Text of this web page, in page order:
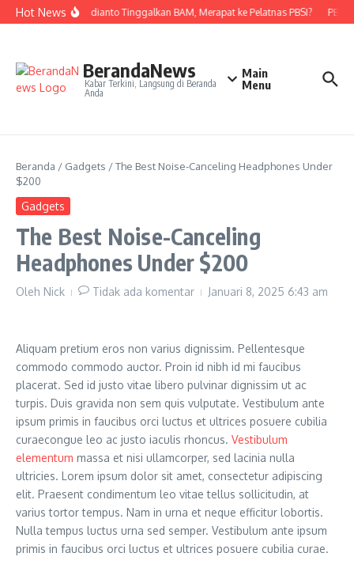
Lewati ke konten
Hot NewsNova Widianto Tinggalkan BAM, Merapat ke Pelatnas PBSI? PBSI
BerandaNews
Kabar Terkini, Langsung di Beranda
Anda
Main
Menu
Beranda / Gadgets /The Best Noise-Canceling Headphones Under
$200
Gadgets
The Best Noise-Canceling
Headphones Under $200
Oleh Nick Tidak ada komentar Januari 8, 2025 6:43 am
Aliquam pretium eros non varius dignissim. Pellentesque
commodo commodo auctor. Proin id nibh id mi faucibus
placerat. Sed id justo vitae libero pulvinar dignissim ut ac
turpis. Duis gravida non sem quis vulputate. Vestibulum ante
ipsum primis in faucibus orci luctus et ultrices posuere cubilia
curaecongue leo ac justo iaculis rhoncus. Vestibulum
elementum massa et nisi ullamcorper, sed lacinia nulla
ultricies. Lorem ipsum dolor sit amet, consectetur adipiscing
elit. Praesent condimentum leo vitae tellus sollicitudin, at
varius tortor tempus. Nam in urna et neque efficitur lobortis.
Nulla tempus luctus urna sed semper. Vestibulum ante ipsum
primis in faucibus orci luctus et ultrices posuere cubilia curae.